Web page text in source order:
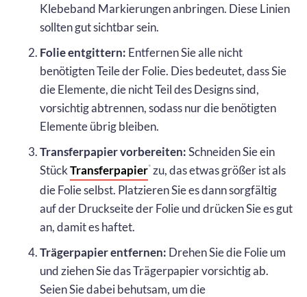
Klebeband Markierungen anbringen. Diese Linien
sollten gut sichtbar sein.
Folie entgittern: Entfernen Sie alle nicht
benötigten Teile der Folie. Dies bedeutet, dass Sie
die Elemente, die nicht Teil des Designs sind,
vorsichtig abtrennen, sodass nur die benötigten
Elemente übrig bleiben.
Transferpapier vorbereiten:Schneiden Sie ein
StückTransferpapier* zu, das etwas größer ist als
die Folie selbst. Platzieren Sie es dann sorgfältig
auf der Druckseite der Folie und drücken Sie es gut
an, damit es haftet.
Trägerpapier entfernen: Drehen Sie die Folie um
und ziehen Sie das Trägerpapier vorsichtig ab.
Seien Sie dabei behutsam, um die